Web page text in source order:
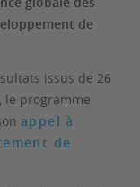
de
issus de 26
le programme
appel à
de